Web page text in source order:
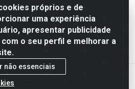
próprios e de
uma experiência
apresentar publicidade
o seu perfil e melhorar a
não essenciais
Seguro